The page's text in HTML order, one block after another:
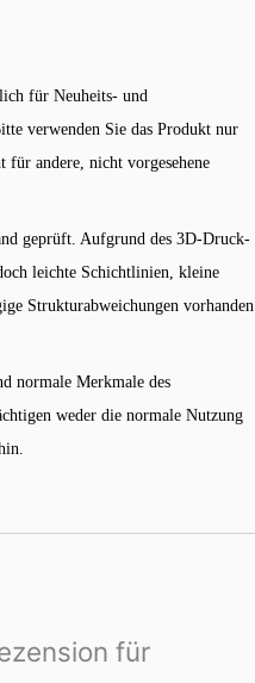
für Neuheits- und
verwenden Sie das Produkt nur
für andere, nicht vorgesehene
geprüft. Aufgrund des 3D-Druck-
leichte Schichtlinien, kleine
Strukturabweichungen vorhanden
normale Merkmale des
weder die normale Nutzung
für